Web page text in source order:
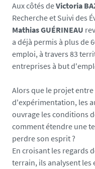
Aux côtés deVictoria
Recherche et Suivi des
Mathias GUÉRINEAU
a déjà permis à plus de
emploi, à travers 83
entreprises à but
Alors que le projet
d'expérimentation, les
ouvrage les conditions
comment étendre une
perdre son esprit ?
En croisant les regards
terrain, ils analysent